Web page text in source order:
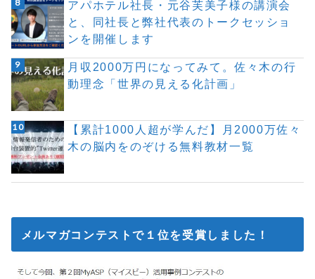
アパホテル社長・元谷芙美子様の講演会
と、同社長と弊社代表のトークセッショ
ンを開催します
月収2000万円になってみて。佐々木の行
動理念「世界の見える化計画」
【累計1000人超が学んだ】月2000万佐々
木の脳内をのぞける無料教材一覧
メルマガコンテストで１位を受賞しました！